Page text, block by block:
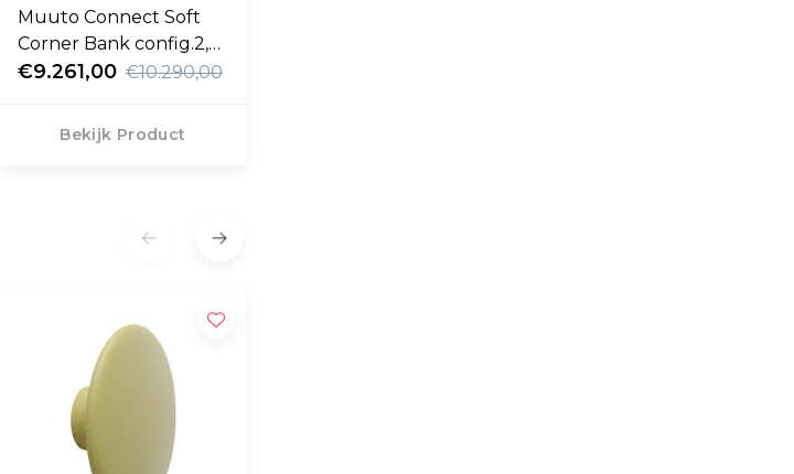
Muuto Connect Soft
Corner Bank config.2,
Ecriture 910 m. kussens
€9.261,00 €10.290,00
Bekijk Product